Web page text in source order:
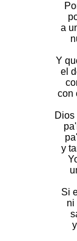
a
Y
el
con
Dios
y
Si
ni